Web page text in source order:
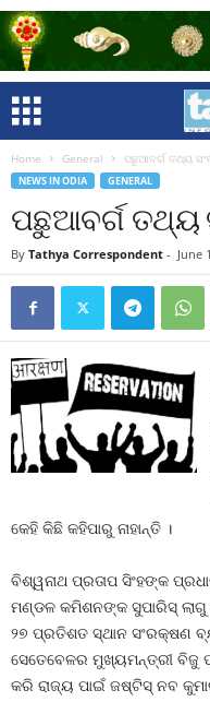
Home General ପଛୁଆବର୍ଗ ତଥ୍ୟ
NEWS IN ODIA GENERAL
ପଛୁଆବର୍ଗ ତଥ୍ୟ
By Tathya Correspondent - June
କେହି କିଛି କହିପାରୁ ନାହାନ୍ତି ।
ବିଶ୍ୱନାଥ ପ୍ରତାପ ସିଂହଙ୍କ
ମଣ୍ଡଳ କମିଶନଙ୍କ ସୁପାରିସ୍‍ ଲାଗୁ
୨୭ ପ୍ରତିଶତ ସ୍ଥାନ ସଂରକ୍ଷଣ
ସେତେବେଳର ମୁଖ୍ୟମନ୍ତ୍ରୀ ବିଜୁ
କରି ରାଜ୍ୟ ପାଇଁ ଜଷ୍ଟିସ୍‍ ନବ